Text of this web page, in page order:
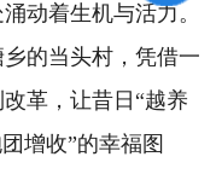
动着生机与活力。
的当头村，凭借一
革，让昔日“越养
增收”的幸福图